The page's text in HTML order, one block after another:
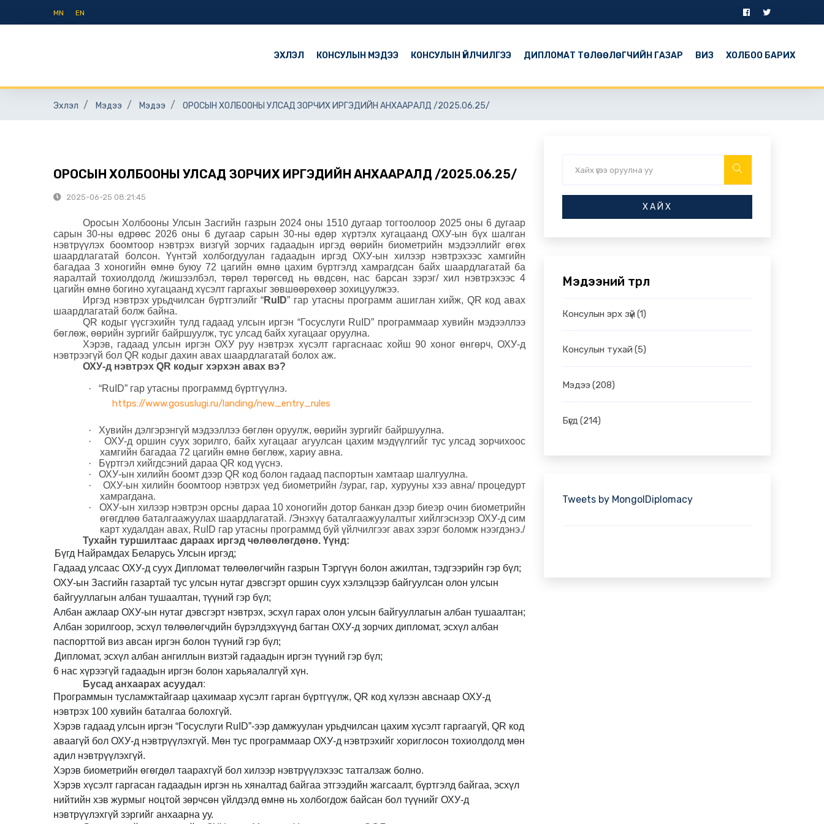
MN EN
ЭХЛЭЛ КОНСУЛЫН МЭДЭЭ КОНСУЛЫН ҮЙЛЧИЛГЭЭ ДИПЛОМАТ ТӨЛӨӨЛӨГЧИЙН ГАЗАР ВИЗ ХОЛБОО БАРИХ
Эхлэл Мэдээ Мэдээ ОРОСЫН ХОЛБООНЫ УЛСАД ЗОРЧИХ ИРГЭДИЙН АНХААРАЛД /2025.06.25/
ОРОСЫН ХОЛБООНЫ УЛСАД ЗОРЧИХ ИРГЭДИЙН АНХААРАЛД /2025.06.25/
2025-06-25 08:21:45
Оросын Холбооны Улсын Засгийн газрын 2024 оны 1510 дугаар тогтоолоор 2025 оны 6 дугаар
сарын 30-ны өдрөөс 2026 оны 6 дугаар сарын 30-ны өдөр хүртэлх хугацаанд ОХУ-ын бүх шалган
нэвтрүүлэх боомтоор нэвтрэх визгүй зорчих гадаадын иргэд өөрийн биометрийн мэдээллийг өгөх
шаардлагатай болсон. Үүнтэй холбогдуулан гадаадын иргэд ОХУ-ын хилээр нэвтрэхээс хамгийн
багадаа 3 хоногийн өмнө буюу 72 цагийн өмнө цахим бүртгэлд хамрагдсан байх шаардлагатай ба
яаралтай тохиолдолд /жишээлбэл, төрөл төрөгсөд нь өвдсөн, нас барсан зэрэг/ хил нэвтрэхээс 4
цагийн өмнө богино хугацаанд хүсэлт гаргахыг зөвшөөрөхөөр зохицуулжээ.
Иргэд нэвтрэх урьдчилсан бүртгэлийг “RuID” гар утасны программ ашиглан хийж, QR код авах
шаардлагатай болж байна.
QR кодыг үүсгэхийн тулд гадаад улсын иргэн “Госуслуги RuID” программаар хувийн мэдээллээ
бөглөж, өөрийн зургийг байршуулж, тус улсад байх хугацааг оруулна.
Хэрэв, гадаад улсын иргэн ОХУ руу нэвтрэх хүсэлт гаргаснаас хойш 90 хоног өнгөрч, ОХУ-д
нэвтрээгүй бол QR кодыг дахин авах шаардлагатай болох аж.
ОХУ-д нэвтрэх QR кодыг хэрхэн авах вэ?
· “RuID” гар утасны программд бүртгүүлнэ.
https://www.gosuslugi.ru/landing/new_entry_rules
·
Хувийн дэлгэрэнгүй мэдээллээ бөглөн оруулж, өөрийн зургийг байршуулна.
·
ОХУ-д оршин суух зорилго, байх хугацааг агуулсан цахим мэдүүлгийг тус улсад зорчихоос
хамгийн багадаа 72 цагийн өмнө бөглөж, хариу авна.
·
Бүртгэл хийгдсэний дараа QR код үүснэ.
·
ОХУ-ын хилийн боомт дээр QR код болон гадаад паспортын хамтаар шалгуулна.
·
ОХУ-ын хилийн боомтоор нэвтрэх үед биометрийн /зураг, гар, хурууны хээ авна/ процедурт
хамрагдана.
·
ОХУ-ын хилээр нэвтрэн орсны дараа 10 хоногийн дотор банкан дээр биеэр очин биометрийн
өгөгдлөө баталгаажуулах шаардлагатай. /Энэхүү баталгаажуулалтыг хийлгэснээр ОХУ-д сим
карт худалдан авах, RuID гар утасны программд буй үйлчилгээг авах зэрэг боломж нээгдэнэ./
Тухайн туршилтаас дараах иргэд чөлөөлөгдөнө. Үүнд:
Бүгд Найрамдах Беларусь Улсын иргэд;
Гадаад улсаас ОХУ-д суух Дипломат төлөөлөгчийн газрын Тэргүүн болон ажилтан, тэдгээрийн гэр бүл;
ОХУ-ын Засгийн газартай тус улсын нутаг дэвсгэрт оршин суух хэлэлцээр байгуулсан олон улсын
байгууллагын албан тушаалтан, түүний гэр бүл;
Албан ажлаар ОХУ-ын нутаг дэвсгэрт нэвтрэх, эсхүл гарах олон улсын байгууллагын албан тушаалтан;
Албан зорилгоор, эсхүл төлөөлөгчдийн бүрэлдэхүүнд багтан ОХУ-д зорчих дипломат, эсхүл албан
паспорттой виз авсан иргэн болон түүний гэр бүл;
Дипломат, эсхүл албан ангиллын визтэй гадаадын иргэн түүний гэр бүл;
6 нас хүрээгүй гадаадын иргэн болон харьяалалгүй хүн.
Бусад анхаарах асуудал:
Программын тусламжтайгаар цахимаар хүсэлт гарган бүртгүүлж, QR код хүлээн авснаар ОХУ-д
нэвтрэх 100 хувийн баталгаа болохгүй.
Хэрэв гадаад улсын иргэн “Госуслуги RuID”-ээр дамжуулан урьдчилсан цахим хүсэлт гаргаагүй, QR код
аваагүй бол ОХУ-д нэвтрүүлэхгүй. Мөн тус программаар ОХУ-д нэвтрэхийг хориглосон тохиолдолд мөн
адил нэвтрүүлэхгүй.
Хэрэв биометрийн өгөгдөл таарахгүй бол хилээр нэвтрүүлэхээс татгалзаж болно.
Хэрэв хүсэлт гаргасан гадаадын иргэн нь хяналтад байгаа этгээдийн жагсаалт, бүртгэлд байгаа, эсхүл
нийтийн хэв журмыг ноцтой зөрчсөн үйлдэлд өмнө нь холбогдож байсан бол түүнийг ОХУ-д
нэвтрүүлэхгүй зэргийг анхаарна уу.
ХАЙХ
Мэдээний төрөл
Консулын эрх зүй (1)
Консулын тухай (5)
Мэдээ (208)
Бүгд (214)
Tweets by MongolDiplomacy